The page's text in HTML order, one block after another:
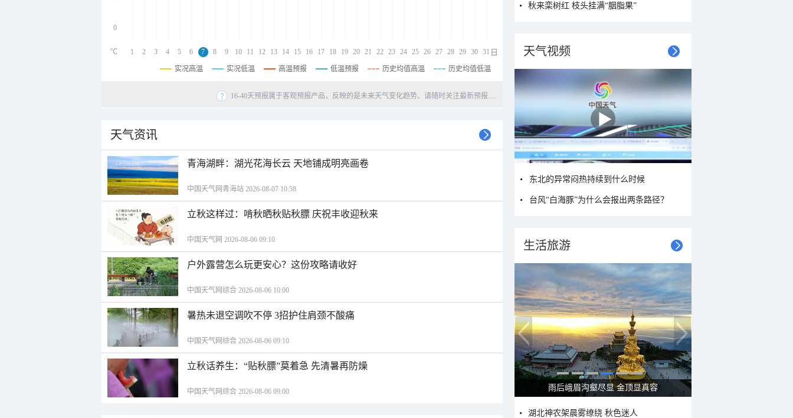
0
1 2 3 4 5 6 7 8 9 10 11 12 13 14 15 16 17 18 19 20 21 22 23 24 25 26 27 28 29 30 31
℃ 日
实况高温 实况低温 高温预报 低温预报 历史均值高温 历史均值低温
16-40天预报属于客观预报产品，反映的是未来天气变化趋势、请随时关注最新预报.....
天气资讯
青海湖畔：湖光花海长云 天地铺成明亮画卷
中国天气网青海站 2026-08-07 10:58
立秋这样过：啃秋晒秋贴秋膘 庆祝丰收迎秋来
中国天气网 2026-08-06 09:10
户外露营怎么玩更安心？这份攻略请收好
中国天气网综合 2026-08-06 10:00
暑热未退空调吹不停 3招护住肩颈不酸痛
中国天气网综合 2026-08-06 09:10
立秋话养生：“贴秋膘”莫着急 先清暑再防燥
中国天气网综合 2026-08-06 09:00
秋来栾树红 枝头挂满“胭脂果”
天气视频
东北的异常闷热持续到什么时候
台风“白海豚”为什么会报出两条路径？
生活旅游
秋意浓 蓝天映衬下的哈尔滨伏尔加庄园
湖北神农架晨雾缭绕 秋色迷人